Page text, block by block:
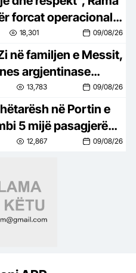
forcat operacionale:
flakëve jetët e
18,301 09/08/26
në familjen e Messit,
argjentinase
jeta në moshën 68-
13,783 09/08/26
në Portin e
5 mijë pasagjerë
pak orë, në
12,867 09/08/26